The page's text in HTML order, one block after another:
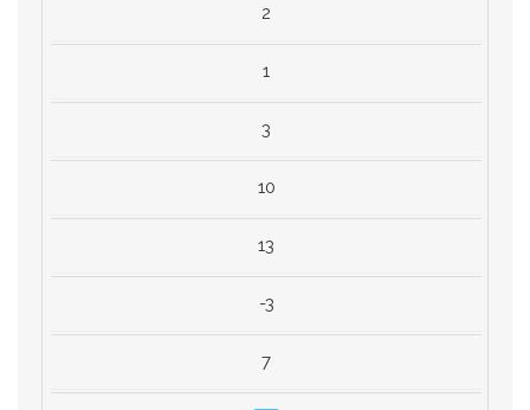
2
1
3
10
13
-3
7